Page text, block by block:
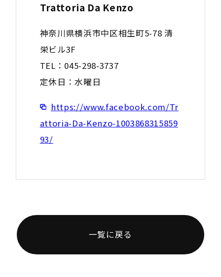
Trattoria Da Kenzo
神奈川県横浜市中区相生町5-78 清
栄ビル3F
TEL：045-298-3737
定休日：水曜日
https://www.facebook.com/Tr
attoria-Da-Kenzo-1003868315859
93/
一覧に戻る